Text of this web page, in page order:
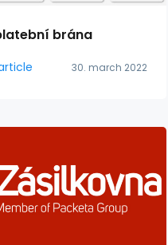
brána
30. march 2022